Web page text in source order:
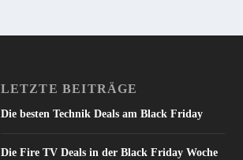
LETZTE BEITRÄGE
Die besten Technik Deals am Black Friday
Die Fire TV Deals in der Black Friday Woche